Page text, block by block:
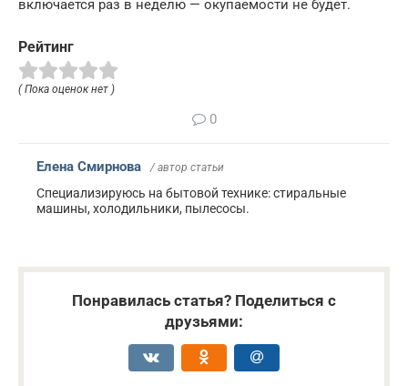
включается раз в неделю — окупаемости не будет.
Рейтинг
( Пока оценок нет )
0
Елена Смирнова / автор статьи
Специализируюсь на бытовой технике: стиральные
машины, холодильники, пылесосы.
Понравилась статья? Поделиться с
друзьями: